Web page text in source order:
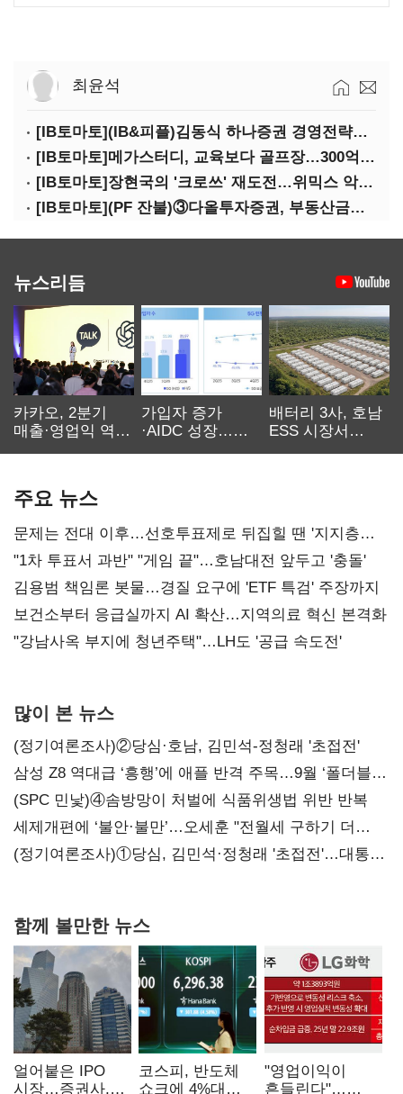
최윤석
[IB토마토](IB&피플)김동식 하나증권 경영전략본부장
[IB토마토]메가스터디, 교육보다 골프장…300억 대여 뒤 보증 리스크
[IB토마토]장현국의 '크로쓰' 재도전…위믹스 악몽 지울 수 있나
[IB토마토](PF 잔불)③다올투자증권, 부동산금융 줄였지만 정상화는 진행형
뉴스리듬
카카오, 2분기
매출·영업익 역대
가입자 증가
·AIDC 성장…
배터리 3사, 호남
ESS 시장서
주요 뉴스
문제는 전대 이후…선호투표제로 뒤집힐 땐 '지지층
불복'
"1차 투표서 과반" "게임 끝"…호남대전 앞두고 '충돌'
김용범 책임론 봇물…경질 요구에 'ETF 특검' 주장까지
보건소부터 응급실까지 AI 확산…지역의료 혁신 본격화
"강남사옥 부지에 청년주택"…LH도 '공급 속도전'
많이 본 뉴스
(정기여론조사)②당심·호남, 김민석-정청래 '초접전'
삼성 Z8 역대급 ‘흥행’에 애플 반격 주목…9월 ‘폴더블
대전’
(SPC 민낯)④솜방망이 처벌에 식품위생법 위반 반복
세제개편에 ‘불안·불만’…오세훈 "전월세 구하기 더
힘들어질 것"
(정기여론조사)①당심, 김민석·정청래 '초접전'…대통령
함께 볼만한 뉴스
얼어붙은 IPO
시장…증권사,
코스피, 반도체
쇼크에 4%대
"영업이익이
흔들린다"…